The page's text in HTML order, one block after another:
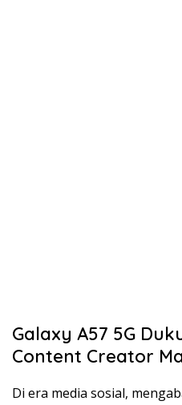
Galaxy A57 5G
Content Creator
Di era media sosial,